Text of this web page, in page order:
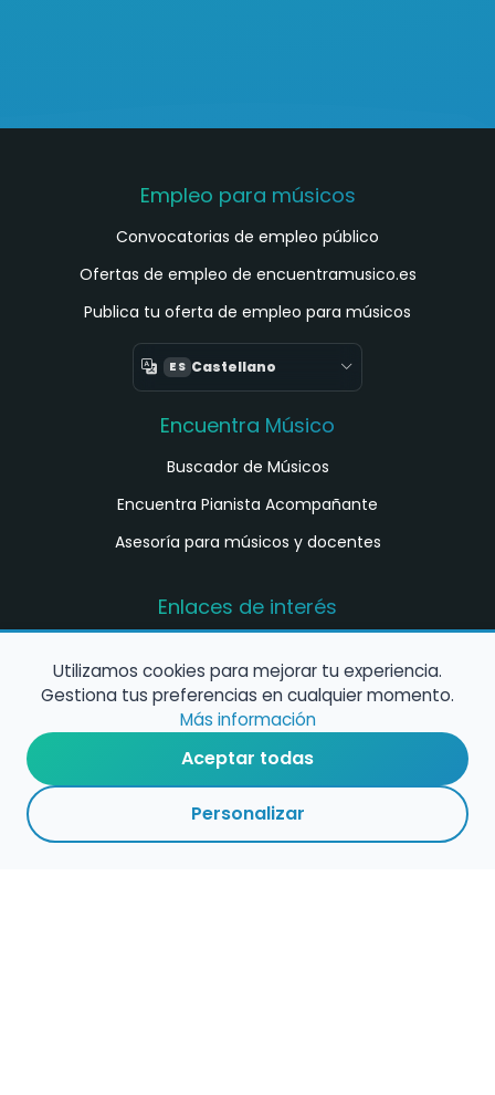
Empleo para músicos
Convocatorias de empleo público
Ofertas de empleo de encuentramusico.es
Publica tu oferta de empleo para músicos
ES Castellano
Encuentra Músico
Buscador de Músicos
Encuentra Pianista Acompañante
Asesoría para músicos y docentes
Enlaces de interés
música en España
Configura alertas de empleo
Contacta con nosotros
Utilizamos cookies para mejorar tu experiencia.
Gestiona tus preferencias en cualquier momento.
Más información
Aceptar todas
Personalizar